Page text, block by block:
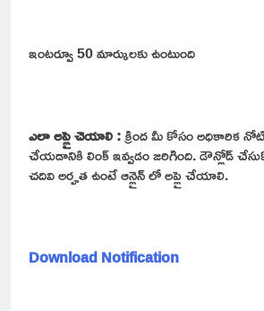
ఇంటర్వూ 50 మార్కులకు ఉంటుంది
ఎలా అప్లై చెయాలి :క్రింద మీ కోసం అధికారిక
చేయడానికి లింక్ ఇవ్వడం జరిగింది. డౌన్లోడ్
చదివి అర్హత ఉంటే ఆన్లైన్ లో అప్లై చేయాలి.
Download Notification